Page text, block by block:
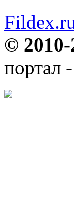
© 2010-
портал